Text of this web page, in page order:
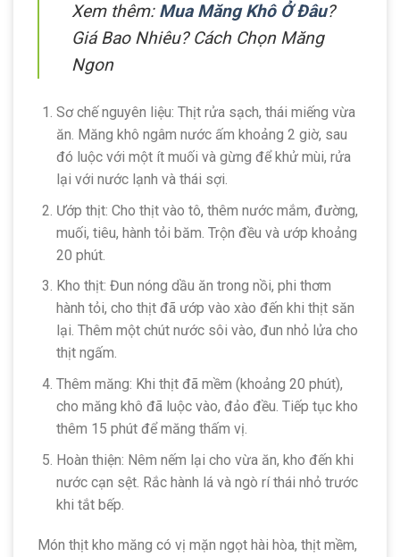
Xem thêm: Mua Măng Khô Ở Đâu?
Giá Bao Nhiêu? Cách Chọn Măng
Ngon
Sơ chế nguyên liệu: Thịt rửa sạch, thái miếng vừa
ăn. Măng khô ngâm nước ấm khoảng 2 giờ, sau
đó luộc với một ít muối và gừng để khử mùi, rửa
lại với nước lạnh và thái sợi.
Ướp thịt: Cho thịt vào tô, thêm nước mắm, đường,
muối, tiêu, hành tỏi băm. Trộn đều và ướp khoảng
20 phút.
Kho thịt: Đun nóng dầu ăn trong nồi, phi thơm
hành tỏi, cho thịt đã ướp vào xào đến khi thịt săn
lại. Thêm một chút nước sôi vào, đun nhỏ lửa cho
thịt ngấm.
Thêm măng: Khi thịt đã mềm (khoảng 20 phút),
cho măng khô đã luộc vào, đảo đều. Tiếp tục kho
thêm 15 phút để măng thấm vị.
Hoàn thiện: Nêm nếm lại cho vừa ăn, kho đến khi
nước cạn sệt. Rắc hành lá và ngò rí thái nhỏ trước
khi tắt bếp.
Món thịt kho măng có vị mặn ngọt hài hòa, thịt mềm,